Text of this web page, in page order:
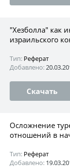
"Хезболла" как
израильского
Тип: Реферат
Добавлено:
Скачать
Осложнение
отношений в
Тип: Реферат
Добавлено: